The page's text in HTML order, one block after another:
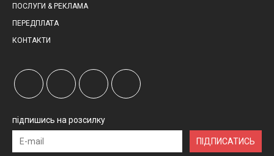
ПОСЛУГИ & РЕКЛАМА
ПЕРЕДПЛАТА
КОНТАКТИ
підпишись на розсилку
ПІДПИСАТИСЬ